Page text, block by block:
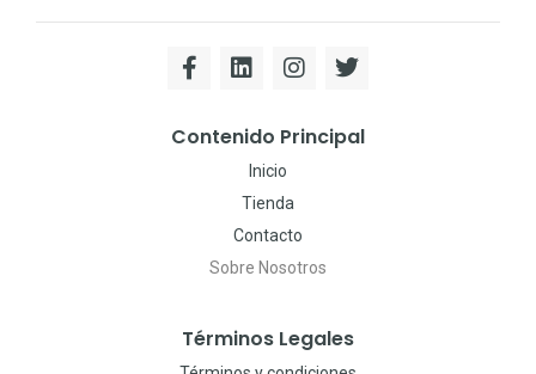
Contenido Principal
Inicio
Tienda
Contacto
Sobre Nosotros
Términos Legales